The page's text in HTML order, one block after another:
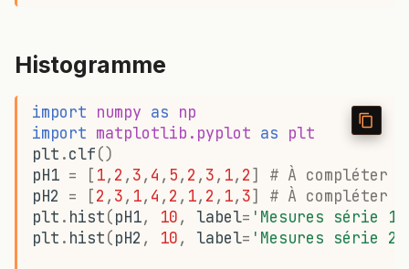
Histogramme
import numpy as np
import matplotlib.pyplot as plt
plt .clf()
pH1 = [ 1, 2 , 3, 4 , 5, 2 , 3, 1, 2]
# À compléter
pH2 = [2 , 3, 1, 4 , 2 , 1, 2 , 1, 3]
# À compléter
plt . hist(pH1, 10, label= 'Mesures série 1'
plt . hist(pH2 , 10, label= 'Mesures série 2'